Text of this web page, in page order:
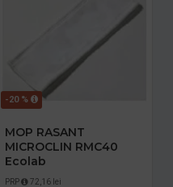
-20 %
MOP RASANT
MICROCLIN RMC40
Ecolab
PRP 72,16 lei